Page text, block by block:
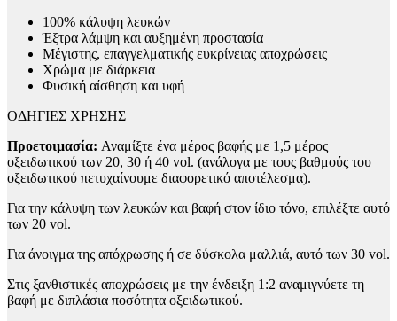
100% κάλυψη λευκών
Έξτρα λάμψη και αυξημένη προστασία
Μέγιστης, επαγγελματικής ευκρίνειας αποχρώσεις
Χρώμα με διάρκεια
Φυσική αίσθηση και υφή
ΟΔΗΓΙΕΣ ΧΡΗΣΗΣ
Προετοιμασία: Αναμίξτε ένα μέρος βαφής με 1,5 μέρος
οξειδωτικού των 20, 30 ή 40 vol. (ανάλογα με τους βαθμούς του
οξειδωτικού πετυχαίνουμε διαφορετικό αποτέλεσμα).
Για την κάλυψη των λευκών και βαφή στον ίδιο τόνο, επιλέξτε αυτό
των 20 vol.
Για άνοιγμα της απόχρωσης ή σε δύσκολα μαλλιά, αυτό των 30 vol.
Στις ξανθιστικές αποχρώσεις με την ένδειξη 1:2 αναμιγνύετε τη
βαφή με διπλάσια ποσότητα οξειδωτικού.